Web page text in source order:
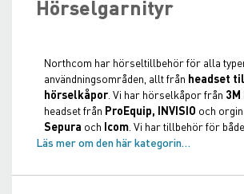
ÅTERFÖRSÄLJARE
LADDA NER
Hörselgarnityr
Northcom har hörseltillbehör för alla
användningsområden, allt från headset
hörselkåpor. Vi har hörselkåpor från
headset från ProEquip, INVISIO och
Sepura och Icom . Vi har tillbehör för både
eller bullerdämpning. Vi har trådlösa
kan hittas med bådeluftslang,C-mussla
Läs mer om den här kategorin…